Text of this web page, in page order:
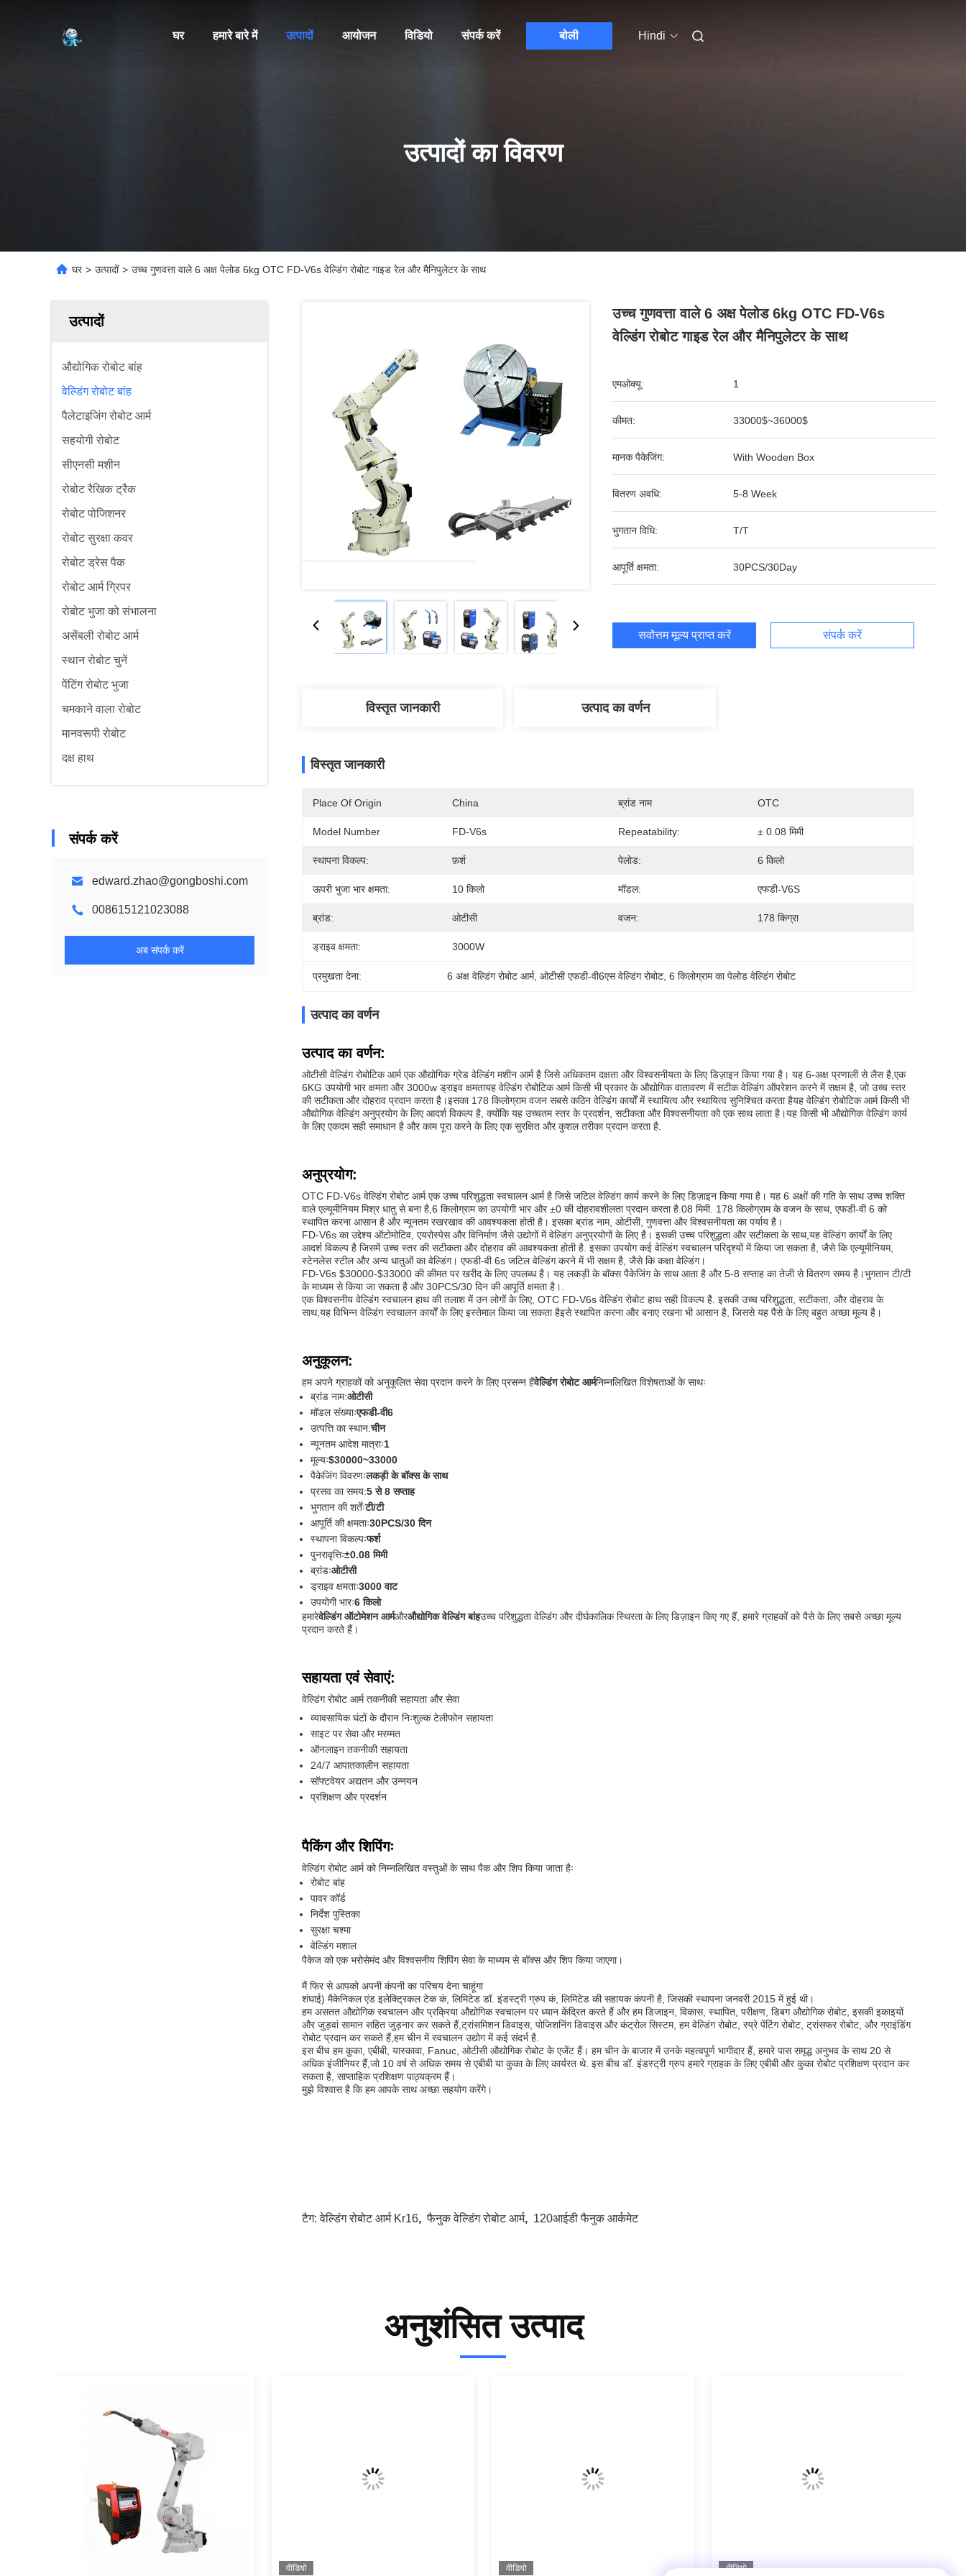
घर हमारे बारे में उत्पादों आयोजन विडियो संपर्क करें बोली Hindi
उत्पादों का विवरण
घर > उत्पादों > उच्च गुणवत्ता वाले 6 अक्ष पेलोड 6kg OTC FD-V6s वेल्डिंग रोबोट गाइड रेल और मैनिपुलेटर के साथ
उत्पादों
औद्योगिक रोबोट बांह
वेल्डिंग रोबोट बांह
पैलेटाइजिंग रोबोट आर्म
सहयोगी रोबोट
सीएनसी मशीन
रोबोट रैखिक ट्रैक
रोबोट पोजिशनर
रोबोट सुरक्षा कवर
रोबोट ड्रेस पैक
रोबोट आर्म ग्रिपर
रोबोट भुजा को संभालना
असेंबली रोबोट आर्म
स्थान रोबोट चुनें
पेंटिंग रोबोट भुजा
चमकाने वाला रोबोट
मानवरूपी रोबोट
दक्ष हाथ
संपर्क करें
edward.zhao@gongboshi.com
008615121023088
अब संपर्क करें
उच्च गुणवत्ता वाले 6 अक्ष पेलोड 6kg OTC FD-V6s
वेल्डिंग रोबोट गाइड रेल और मैनिपुलेटर के साथ
एमओक्यू: 1
कीमत: 33000$~36000$
मानक पैकेजिंग: With Wooden Box
वितरण अवधि: 5-8 Week
भुगतान विधि: T/T
आपूर्ति क्षमता: 30PCS/30Day
सर्वोत्तम मूल्य प्राप्त करें संपर्क करें
विस्तृत जानकारी उत्पाद का वर्णन
विस्तृत जानकारी
Place Of Origin China ब्रांड नाम OTC
Model Number FD-V6s Repeatability: ± 0.08 मिमी
स्थापना विकल्प: फ़र्श पेलोड: 6 किलो
ऊपरी भुजा भार क्षमता: 10 किलो मॉडल: एफडी-V6S
ब्रांड: ओटीसी वजन: 178 किग्रा
ड्राइव क्षमता: 3000W
प्रमुखता देना: 6 अक्ष वेल्डिंग रोबोट आर्म, ओटीसी एफडी-वी6एस वेल्डिंग रोबोट , 6 किलोग्राम का पेलोड वेल्डिंग रोबोट
उत्पाद का वर्णन
उत्पाद का वर्णन:
ओटीसी वेल्डिंग रोबोटिक आर्म एक औद्योगिक ग्रेड वेल्डिंग मशीन आर्म है जिसे अधिकतम दक्षता और विश्वसनीयता के लिए डिज़ाइन किया गया है। यह 6-अक्ष प्रणाली से लैस है,एक
6KG उपयोगी भार क्षमता और 3000w ड्राइव क्षमतायह वेल्डिंग रोबोटिक आर्म किसी भी प्रकार के औद्योगिक वातावरण में सटीक वेल्डिंग ऑपरेशन करने में सक्षम है, जो उच्च स्तर
की सटीकता और दोहराव प्रदान करता है।इसका 178 किलोग्राम वजन सबसे कठिन वेल्डिंग कार्यों में स्थायित्व और स्थायित्व सुनिश्चित करता हैयह वेल्डिंग रोबोटिक आर्म किसी भी
औद्योगिक वेल्डिंग अनुप्रयोग के लिए आदर्श विकल्प है, क्योंकि यह उच्चतम स्तर के प्रदर्शन, सटीकता और विश्वसनीयता को एक साथ लाता है।यह किसी भी औद्योगिक वेल्डिंग कार्य
के लिए एकदम सही समाधान है और काम पूरा करने के लिए एक सुरक्षित और कुशल तरीका प्रदान करता है.
अनुप्रयोग:
OTC FD-V6s वेल्डिंग रोबोट आर्म एक उच्च परिशुद्धता स्वचालन आर्म है जिसे जटिल वेल्डिंग कार्य करने के लिए डिज़ाइन किया गया है। यह 6 अक्षों की गति के साथ उच्च शक्ति
वाले एल्यूमीनियम मिश्र धातु से बना है,6 किलोग्राम का उपयोगी भार और ±0 की दोहरावशीलता प्रदान करता है.08 मिमी. 178 किलोग्राम के वजन के साथ, एफडी-वी 6 को
स्थापित करना आसान है और न्यूनतम रखरखाव की आवश्यकता होती है। इसका ब्रांड नाम, ओटीसी, गुणवत्ता और विश्वसनीयता का पर्याय है।
FD-V6s का उद्देश्य ऑटोमोटिव, एयरोस्पेस और विनिर्माण जैसे उद्योगों में वेल्डिंग अनुप्रयोगों के लिए है। इसकी उच्च परिशुद्धता और सटीकता के साथ,यह वेल्डिंग कार्यों के लिए
आदर्श विकल्प है जिसमें उच्च स्तर की सटीकता और दोहराव की आवश्यकता होती है. इसका उपयोग कई वेल्डिंग स्वचालन परिदृश्यों में किया जा सकता है, जैसे कि एल्यूमीनियम,
स्टेनलेस स्टील और अन्य धातुओं का वेल्डिंग। एफडी-वी 6s जटिल वेल्डिंग करने में भी सक्षम है, जैसे कि कक्षा वेल्डिंग।
FD-V6s $30000-$33000 की कीमत पर खरीद के लिए उपलब्ध है। यह लकड़ी के बॉक्स पैकेजिंग के साथ आता है और 5-8 सप्ताह का तेजी से वितरण समय है।भुगतान टी/टी
के माध्यम से किया जा सकता है और 30PCS/30 दिन की आपूर्ति क्षमता है।.
एक विश्वसनीय वेल्डिंग स्वचालन हाथ की तलाश में उन लोगों के लिए, OTC FD-V6s वेल्डिंग रोबोट हाथ सही विकल्प है. इसकी उच्च परिशुद्धता, सटीकता, और दोहराव के
साथ,यह विभिन्न वेल्डिंग स्वचालन कार्यों के लिए इस्तेमाल किया जा सकता हैइसे स्थापित करना और बनाए रखना भी आसान है, जिससे यह पैसे के लिए बहुत अच्छा मूल्य है।
अनुकूलन:
हम अपने ग्राहकों को अनुकूलित सेवा प्रदान करने के लिए प्रसन्न हैंवेल्डिंग रोबोट आर्मनिम्नलिखित विशेषताओं के साथः
ब्रांड नाम:ओटीसी
मॉडल संख्याःएफडी-वी6
उत्पत्ति का स्थान:चीन
न्यूनतम आदेश मात्राः1
मूल्यः$30000~33000
पैकेजिंग विवरणःलकड़ी के बॉक्स के साथ
प्रसव का समय:5 से 8 सप्ताह
भुगतान की शर्तेंःटी/टी
आपूर्ति की क्षमताः30PCS/30 दिन
स्थापना विकल्पःफर्श
पुनरावृत्तिः±0.08 मिमी
ब्रांडःओटीसी
ड्राइव क्षमताः3000 वाट
उपयोगी भारः6 किलो
हमारेवेल्डिंग ऑटोमेशन आर्मऔरऔद्योगिक वेल्डिंग बांहउच्च परिशुद्धता वेल्डिंग और दीर्घकालिक स्थिरता के लिए डिज़ाइन किए गए हैं, हमारे ग्राहकों को पैसे के लिए सबसे अच्छा मूल्य
प्रदान करते हैं।
सहायता एवं सेवाएं:
वेल्डिंग रोबोट आर्म तकनीकी सहायता और सेवा
व्यावसायिक घंटों के दौरान निःशुल्क टेलीफोन सहायता
साइट पर सेवा और मरम्मत
ऑनलाइन तकनीकी सहायता
24/7 आपातकालीन सहायता
सॉफ्टवेयर अद्यतन और उन्नयन
प्रशिक्षण और प्रदर्शन
पैकिंग और शिपिंगः
वेल्डिंग रोबोट आर्म को निम्नलिखित वस्तुओं के साथ पैक और शिप किया जाता हैः
रोबोट बांह
पावर कॉर्ड
निर्देश पुस्तिका
सुरक्षा चश्मा
वेल्डिंग मशाल
पैकेज को एक भरोसेमंद और विश्वसनीय शिपिंग सेवा के माध्यम से बॉक्स और शिप किया जाएगा।
मैं फिर से आपको अपनी कंपनी का परिचय देना चाहूंगा
शंघाई) मैकेनिकल एंड इलेक्ट्रिकल टेक कं, लिमिटेड डॉ. इंडस्ट्री ग्रुप कं, लिमिटेड की सहायक कंपनी है, जिसकी स्थापना जनवरी 2015 में हुई थी।
हम असतत औद्योगिक स्वचालन और प्रक्रिया औद्योगिक स्वचालन पर ध्यान केंद्रित करते हैं और हम डिजाइन, विकास, स्थापित, परीक्षण, डिबग औद्योगिक रोबोट, इसकी इकाइयों
और जुड़वां सामान सहित जुड़नार कर सकते हैं,ट्रांसमिशन डिवाइस, पोजिशनिंग डिवाइस और कंट्रोल सिस्टम, हम वेल्डिंग रोबोट, स्प्रे पेंटिंग रोबोट, ट्रांसफर रोबोट, और ग्राइंडिंग
रोबोट प्रदान कर सकते हैं,हम चीन में स्वचालन उद्योग में कई संदर्भ है.
इस बीच हम कुका, एबीबी, यास्कावा, Fanuc, ओटीसी औद्योगिक रोबोट के एजेंट हैं। हम चीन के बाजार में उनके महत्वपूर्ण भागीदार हैं, हमारे पास समृद्ध अनुभव के साथ 20 से
अधिक इंजीनियर हैं,जो 10 वर्ष से अधिक समय से एबीबी या कुका के लिए कार्यरत थे. इस बीच डॉ. इंडस्ट्री ग्रुप हमारे ग्राहक के लिए एबीबी और कुका रोबोट प्रशिक्षण प्रदान कर
सकता है, साप्ताहिक प्रशिक्षण पाठ्यक्रम हैं।
मुझे विश्वास है कि हम आपके साथ अच्छा सहयोग करेंगे।
टैग:वेल्डिंग रोबोट आर्म Kr16,फैनुक वेल्डिंग रोबोट आर्म, 120आईडी फैनुक आर्कमेट
अनुशंसित उत्पाद
वीडियो वीडियो वीडियो